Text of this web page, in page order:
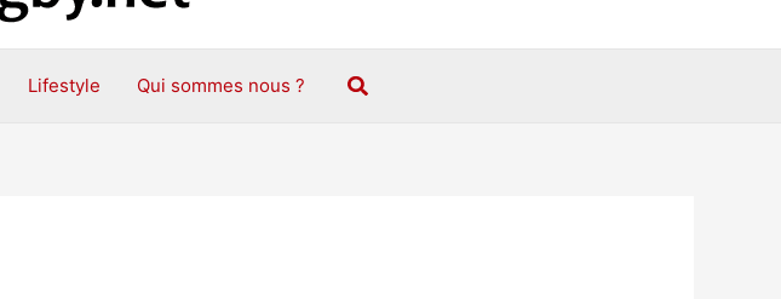
Lifestyle Qui sommes nous ? Rechercher